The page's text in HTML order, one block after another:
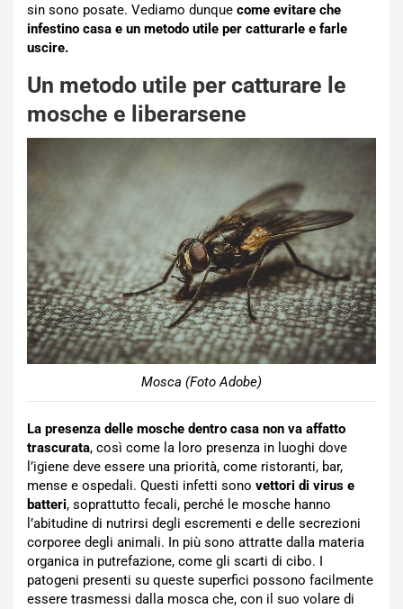
sin sono posate. Vediamo dunque come evitare che
infestino casa e un metodo utile per catturarle e farle
uscire.
Un metodo utile per catturare le
mosche e liberarsene
Mosca (Foto Adobe)
La presenza delle mosche dentro casa non va affatto
trascurata, così come la loro presenza in luoghi dove
l’igiene deve essere una priorità, come ristoranti, bar,
mense e ospedali. Questi infetti sono vettori di virus e
batteri, soprattutto fecali, perché le mosche hanno
l’abitudine di nutrirsi degli escrementi e delle secrezioni
corporee degli animali. In più sono attratte dalla materia
organica in putrefazione, come gli scarti di cibo. I
patogeni presenti su queste superfici possono facilmente
essere trasmessi dalla mosca che, con il suo volare di